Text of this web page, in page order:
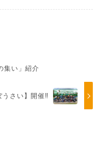
集い」紹介
うさい】開催‼